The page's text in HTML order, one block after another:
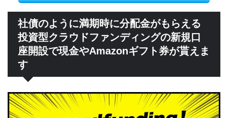
社債のように満期時に分配金がもらえる
投資型クラウドファンディングの新規口
座開設で現金やAmazonギフト券が貰えま
す